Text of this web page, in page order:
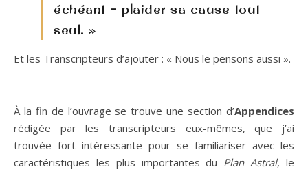
échéant – plaider sa cause tout
seul. »
Et les Transcripteurs d’ajouter : « Nous le pensons aussi ».
À la fin de l’ouvrage se trouve une section d’Appendices
rédigée par les transcripteurs eux-mêmes, que j’ai
trouvée fort intéressante pour se familiariser avec les
caractéristiques les plus importantes du Plan Astral, le